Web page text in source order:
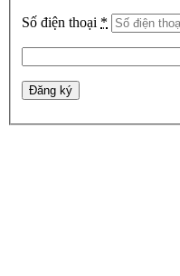
Số điện thoại *